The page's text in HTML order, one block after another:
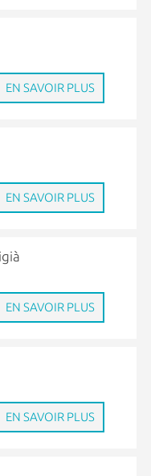
EN SAVOIR PLUS
EN SAVOIR PLUS
EN SAVOIR PLUS
EN SAVOIR PLUS